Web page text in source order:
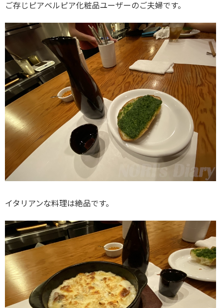
ご存じピアベルピア化粧品ユーザーのご夫婦です。
イタリアンな料理は絶品です。